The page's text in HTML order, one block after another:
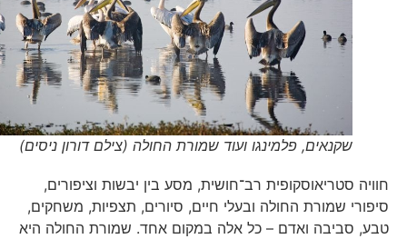
שקנאים, פלמינגו ועוד שמורת החולה (צילם דורון ניסים)
חוויה סטריאוסקופית רב־חושית, מסע בין יבשות וציפורים,
סיפורי שמורת החולה ובעלי חיים, סיורים, תצפיות, משחקים,
טבע, סביבה ואדם – כל אלה במקום אחד. שמורת החולה היא